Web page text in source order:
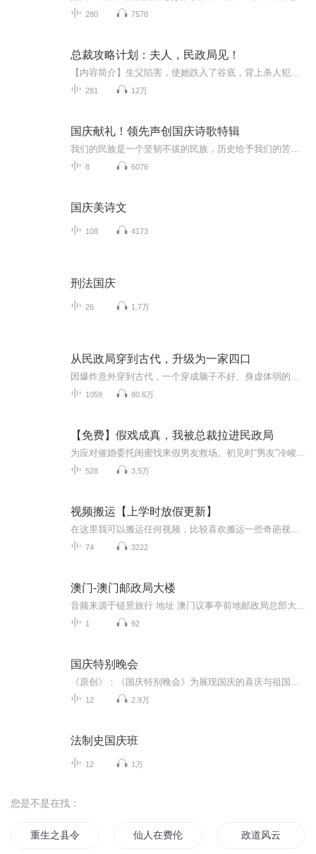
280 7578
总裁攻略计划：夫人，民政局见！
281 12万
国庆献礼！领先声创国庆诗歌特辑
8 6076
国庆美诗文
108 4173
刑法国庆
26 1.7万
从民政局穿到古代，升级为一家四口
1059 80.6万
【免费】假戏成真，我被总裁拉进民政局
528 3.5万
视频搬运【上学时放假更新】
74 3222
澳门-澳门邮政局大楼
1 92
国庆特别晚会
12 2.9万
法制史国庆班
12 1万
您是不是在找：
重生之县令大人求放过 仙人在费伦 政道风云